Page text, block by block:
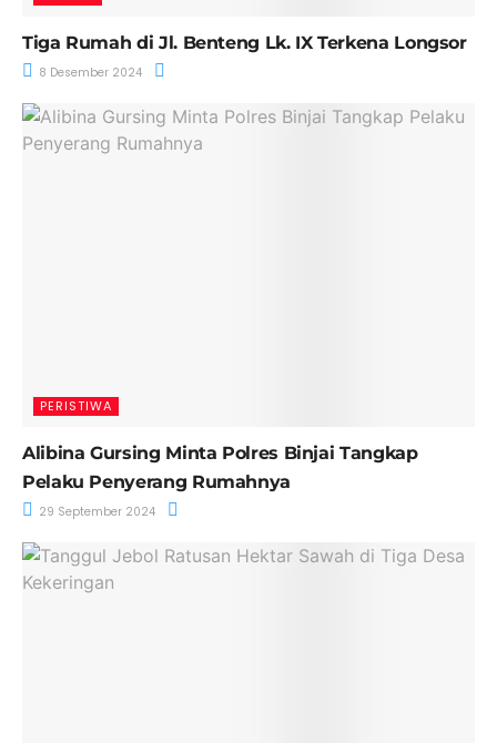
Tiga Rumah di Jl. Benteng Lk. IX Terkena Longsor
8 Desember 2024
PERISTIWA
Alibina Gursing Minta Polres Binjai Tangkap
Pelaku Penyerang Rumahnya
29 September 2024